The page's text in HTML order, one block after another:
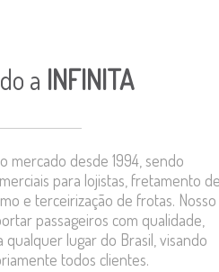
a INFINITA
mercado desde 1994, sendo
para lojistas, fretamento de
e terceirização de frotas. Nosso
passageiros com qualidade,
lugar do Brasil, visando
todos clientes.